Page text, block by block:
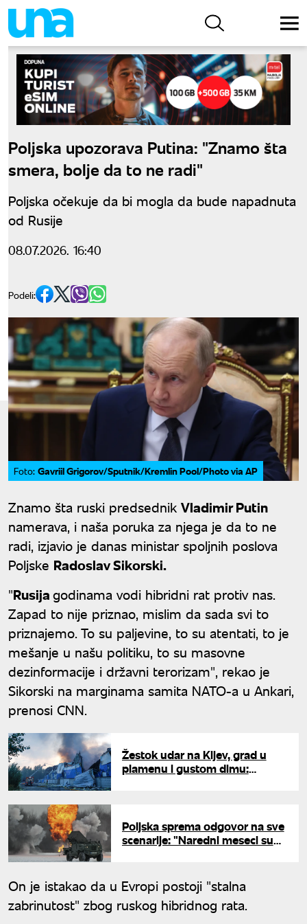
Poljska upozorava Putina: "Znamo šta
smera, bolje da to ne radi"
Poljska očekuje da bi mogla da bude napadnuta
od Rusije
08.07.2026. 16:40
Podeli:
Foto: Gavriil Grigorov/Sputnik/Kremlin Pool/Photo via AP
Znamo šta ruski predsednik Vladimir Putin
namerava, i naša poruka za njega je da to ne
radi, izjavio je danas ministar spoljnih poslova
Poljske Radoslav Sikorski.
"Rusijagodinama vodi hibridni rat protiv nas.
Zapad to nije priznao, mislim da sada svi to
priznajemo. To su paljevine, to su atentati, to je
mešanje u našu politiku, to su masovne
dezinformacije i državni terorizam", rekao je
Sikorski na marginama samita NATO-a u Ankari,
prenosi CNN.
Žestok udar na Kijev, grad u
plamenu i gustom dimu:
Poljska sprema odgovor na sve
scenarije: "Naredni meseci su
On je istakao da u Evropi postoji "stalna
zabrinutost" zbog ruskog hibridnog rata.